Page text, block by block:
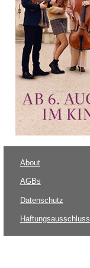
About
AGBs
Datenschutz
Haftungsausschluss